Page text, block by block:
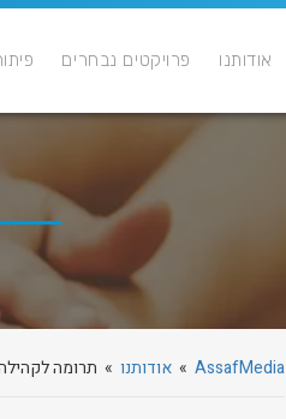
אודותנו פרויקטים נבחרים
AssafMedia
» אודותנו » תרומה